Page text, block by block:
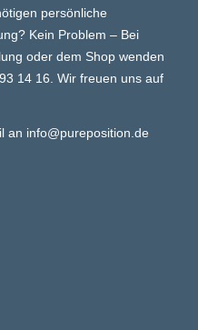
persönliche
Kein Problem – Bei
oder dem Shop wenden
14 16 . Wir freuen uns auf
an info@pureposition.de